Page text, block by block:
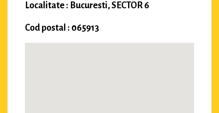
Localitate : Bucuresti, SECTOR 6
Cod postal : 065913